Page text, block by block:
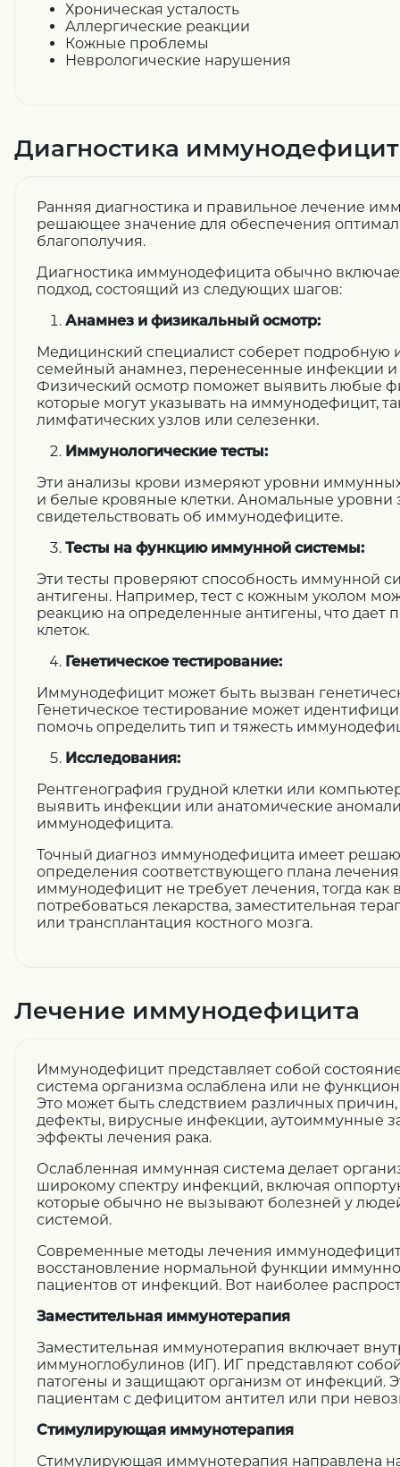
Хроническая усталость
Аллергические реакции
Кожные проблемы
Неврологические нарушения
Диагностика
Ранняя диагностика и правильное лечение
решающее значение для обеспечения
благополучия.
Диагностика иммунодефицита обычно
подход, состоящий из следующих шагов:
Анамнез и физикальный осмотр:
Медицинский специалист соберет подробную
семейный анамнез, перенесенные инфекции
Физический осмотр поможет выявить любые
которые могут указывать на иммунодефицит,
лимфатических узлов или селезенки.
Иммунологические тесты:
Эти анализы крови измеряют уровни иммунных
и белые кровяные клетки. Аномальные уровни
свидетельствовать об иммунодефиците.
Тесты на функцию иммунной системы:
Эти тесты проверяют способность иммунной
антигены. Например, тест с кожным уколом
реакцию на определенные антигены, что дает
клеток.
Генетическое тестирование:
Иммунодефицит может быть вызван
Генетическое тестирование может
помочь определить тип и тяжесть
Исследования:
Рентгенография грудной клетки или
выявить инфекции или анатомические
иммунодефицита.
Точный диагноз иммунодефицита имеет
определения соответствующего плана
иммунодефицит не требует лечения, тогда как
потребоваться лекарства, заместительная
или трансплантация костного мозга.
Лечение иммунодефицита
Иммунодефицит представляет собой
система организма ослаблена или не
Это может быть следствием различных причин,
дефекты, вирусные инфекции, аутоиммунные
эффекты лечения рака.
Ослабленная иммунная система делает
широкому спектру инфекций, включая
которые обычно не вызывают болезней у
системой.
Современные методы лечения
восстановление нормальной функции
пациентов от инфекций. Вот наиболее
Заместительная иммунотерапия
Заместительная иммунотерапия включает
иммуноглобулинов (ИГ). ИГ представляют
патогены и защищают организм от инфекций.
пациентам с дефицитом антител или при
Стимулирующая иммунотерапия
Стимулирующая иммунотерапия направлена